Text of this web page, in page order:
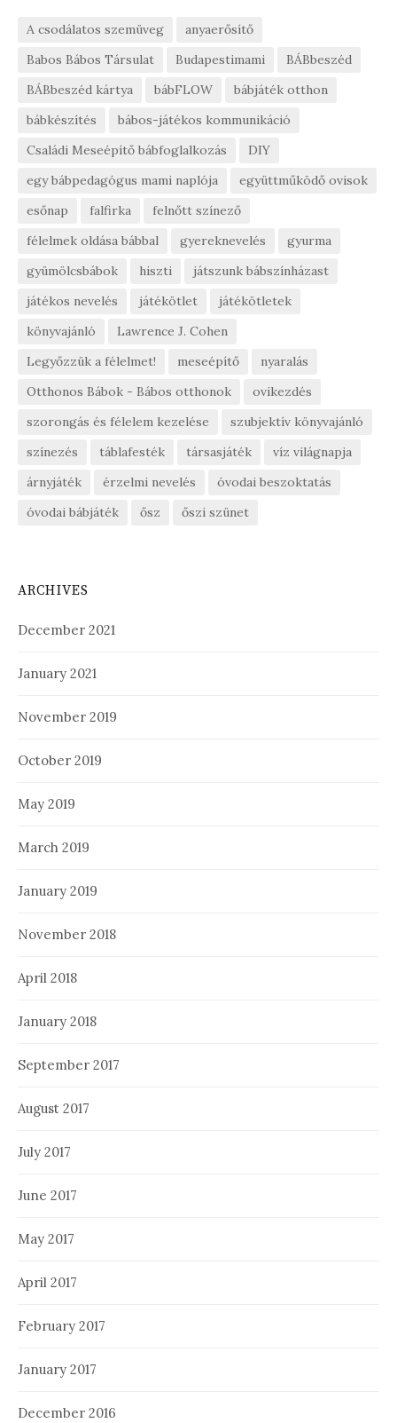
A csodálatos szemüveg
anyaerősítő
Babos Bábos Társulat
Budapestimami
BÁBbeszéd
BÁBbeszéd kártya
bábFLOW
bábjáték otthon
bábkészítés
bábos-játékos kommunikáció
Családi Meseépítő bábfoglalkozás
DIY
egy bábpedagógus mami naplója
együttműködő ovisok
esőnap
falfirka
felnőtt színező
félelmek oldása bábbal
gyereknevelés
gyurma
gyümölcsbábok
hiszti
játszunk bábszínházast
játékos nevelés
játékötlet
játékötletek
könyvajánló
Lawrence J. Cohen
Legyőzzük a félelmet!
meseépítő
nyaralás
Otthonos Bábok - Bábos otthonok
ovikezdés
szorongás és félelem kezelése
szubjektív könyvajánló
színezés
táblafesték társasjáték
víz világnapja
árnyjáték
érzelmi nevelés
óvodai beszoktatás
óvodai bábjáték
ősz őszi szünet
ARCHIVES
December 2021
January 2021
November 2019
October 2019
May 2019
March 2019
January 2019
November 2018
April 2018
January 2018
September 2017
August 2017
July 2017
June 2017
May 2017
April 2017
February 2017
January 2017
December 2016